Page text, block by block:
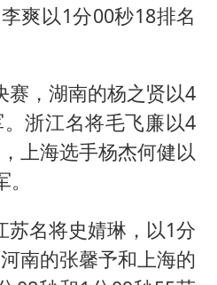
爽以1分00秒18排名
赛，湖南的杨之贤以4
浙江名将毛飞廉以4
上海选手杨杰何健以
苏名将史婧琳，以1分
南的张馨予和上海的